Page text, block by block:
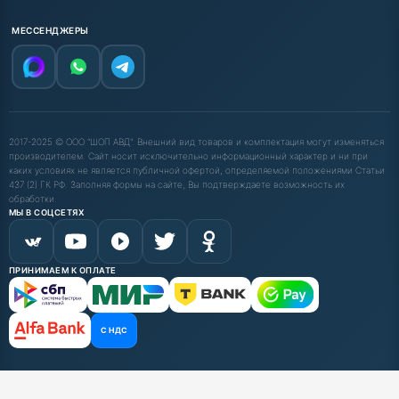
МЕССЕНДЖЕРЫ
2017-2025 © ООО "ШОП АВД". Внешний вид товаров и комплектация могут изменяться
производителем. Сайт носит исключительно информационный характер и ни при
каких условиях не является публичной офертой, определяемой положениями Статьи
437 (2) ГК РФ. Заполняя формы на сайте, Вы подтверждаете возможность их
обработки.
МЫ В СОЦСЕТЯХ
ПРИНИМАЕМ К ОПЛАТЕ
С НДС